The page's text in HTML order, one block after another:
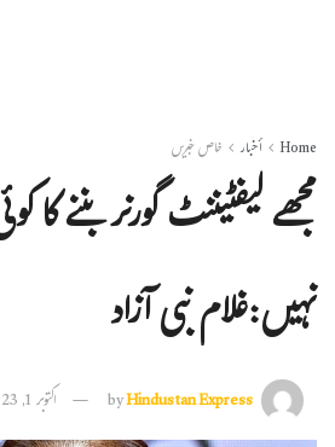
Home أخبار خاص خبریں
مجھے لیفٹیننٹ گورنر بننے
نہیں:غلام نبی آزاد
byHindustan Express اکتوبر 1, 2023